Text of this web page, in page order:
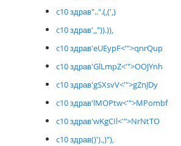
c10 здрав"..".(,(',)
c10 здрав',,")).)),
c10 здрав'eUEypF<'">qnrQup
c10 здрав'GlLmpZ<'">OOJYnh
c10 здрав'gSXsvV<'">gZnJDy
c10 здрав'lMOPtw<'">MPombf
c10 здрав'wKgCIl<'">NrNtTO
c10 здрав()').,)"),